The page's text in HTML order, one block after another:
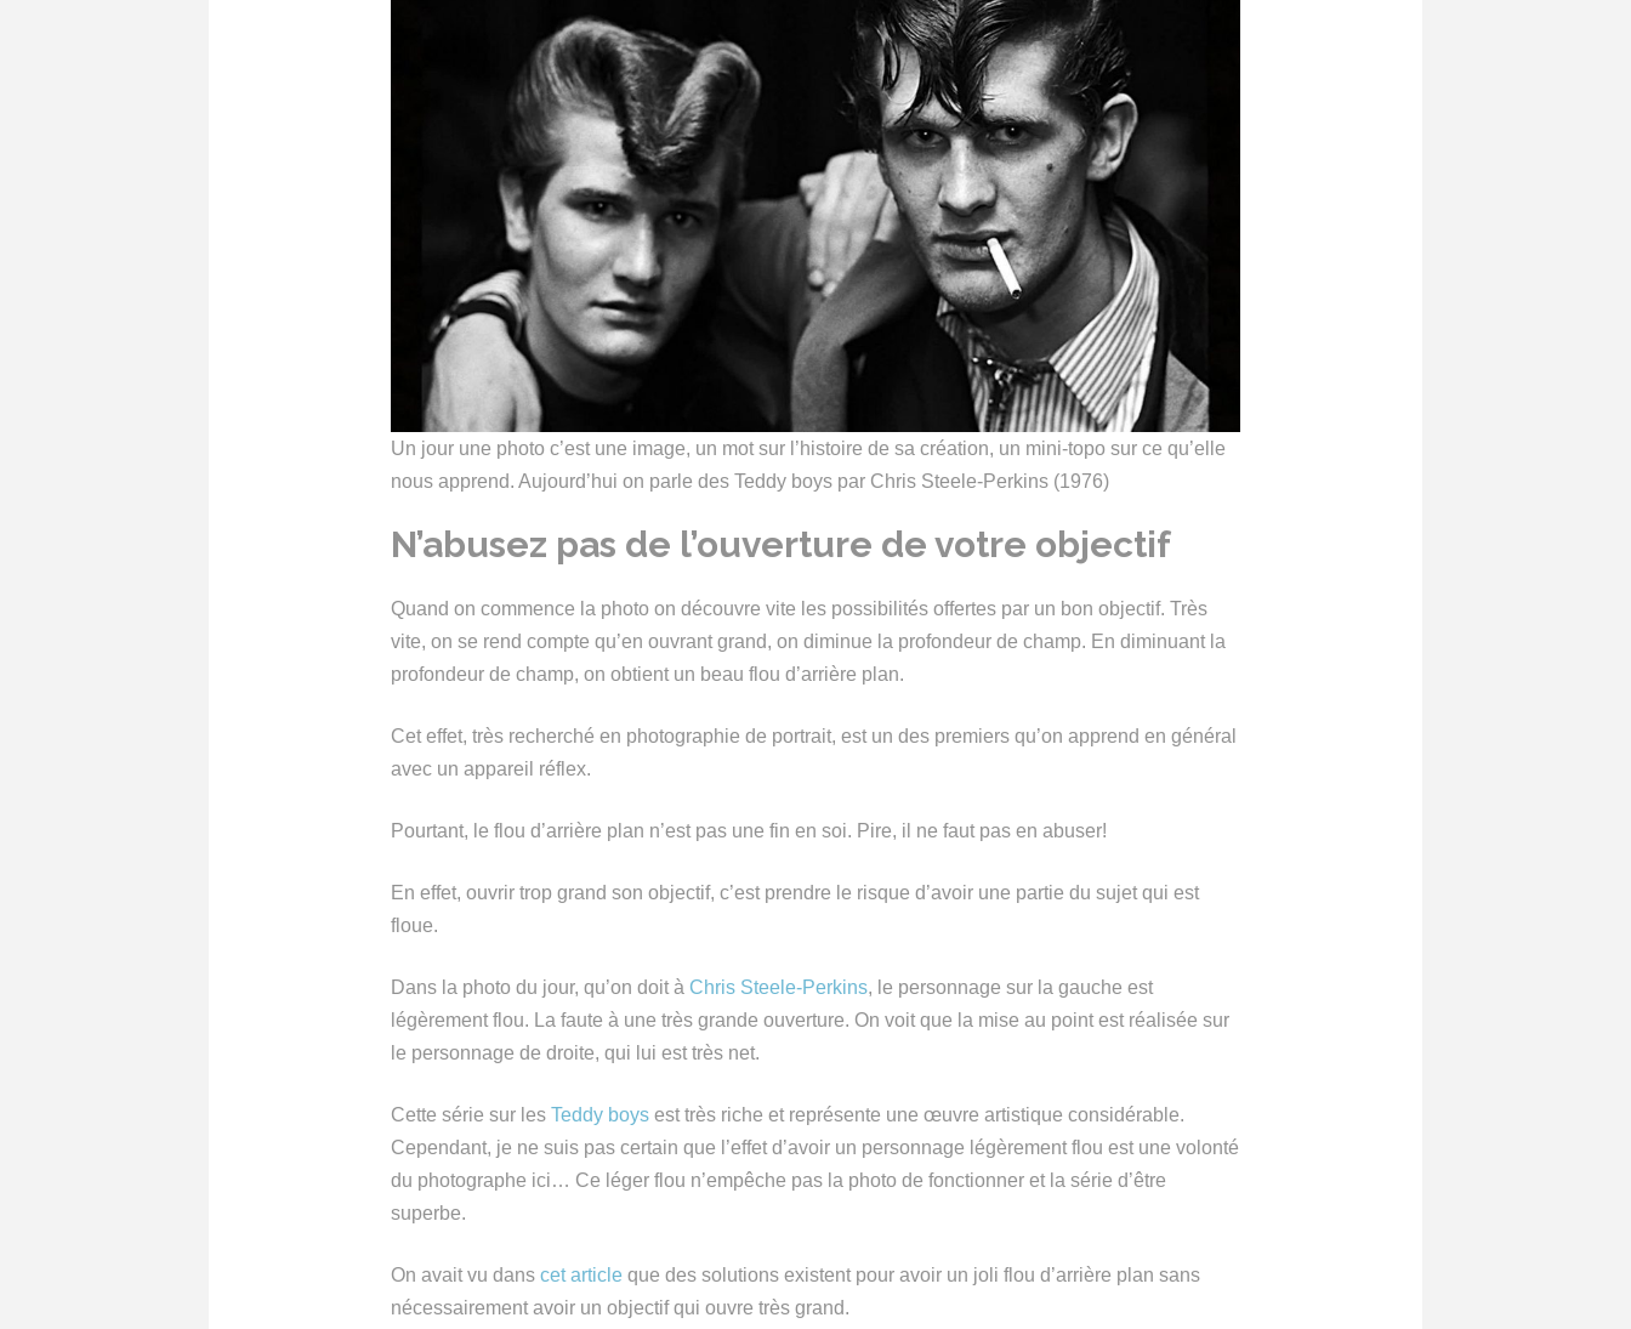
Un jour une photo c’est une image, un mot sur l’histoire de sa création, un mini-topo sur ce qu’elle
nous apprend. Aujourd’hui on parle des Teddy boys par Chris Steele-Perkins (1976)
N’abusez pas de l’ouverture de votre objectif
Quand on commence la photo on découvre vite les possibilités offertes par un bon objectif. Très
vite, on se rend compte qu’en ouvrant grand, on diminue la profondeur de champ. En diminuant la
profondeur de champ, on obtient un beau flou d’arrière plan.
Cet effet, très recherché en photographie de portrait, est un des premiers qu’on apprend en général
avec un appareil réflex.
Pourtant, le flou d’arrière plan n’est pas une fin en soi. Pire, il ne faut pas en abuser!
En effet, ouvrir trop grand son objectif, c’est prendre le risque d’avoir une partie du sujet qui est
floue.
Dans la photo du jour, qu’on doit à Chris Steele-Perkins, le personnage sur la gauche est
légèrement flou. La faute à une très grande ouverture. On voit que la mise au point est réalisée sur
le personnage de droite, qui lui est très net.
Cette série sur les Teddy boys est très riche et représente une œuvre artistique considérable.
Cependant, je ne suis pas certain que l’effet d’avoir un personnage légèrement flou est une volonté
du photographe ici… Ce léger flou n’empêche pas la photo de fonctionner et la série d’être
superbe.
On avait vu dans cet article que des solutions existent pour avoir un joli flou d’arrière plan sans
nécessairement avoir un objectif qui ouvre très grand.